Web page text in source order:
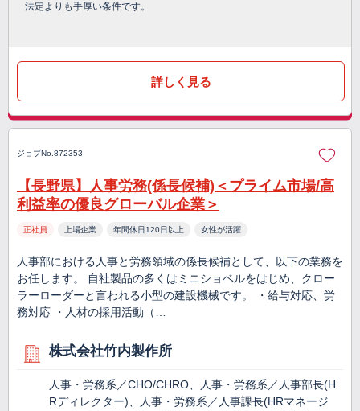
法定よりも手厚い条件です。
詳しく見る
ジョブNo.872353
【長野県】人事労務(係長候補)＜プライム市場/高
利益率の優良グローバル企業＞
正社員 上場企業 年間休日120日以上 女性が活躍
人事部における人事と労務領域の係長候補として、以下の業務を
お任します。 自社製品の多くはミニショベルをはじめ、クロー
ラーローダーと言われる小型の建設機械です。 ・給与対応、労
務対応 ・人材の採用活動（…
株式会社竹内製作所
人事・労務系／CHO/CHRO、人事・労務系／人事部長(H
Rディレクター)、人事・労務系／人事課長(HRマネージ